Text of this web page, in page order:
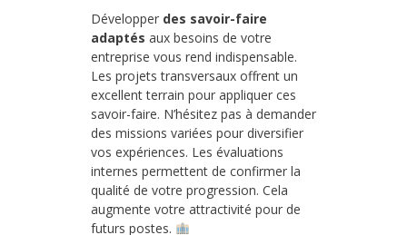
Développer des savoir-faire
adaptés aux besoins de votre
entreprise vous rend indispensable.
Les projets transversaux offrent un
excellent terrain pour appliquer ces
savoir-faire. N’hésitez pas à demander
des missions variées pour diversifier
vos expériences. Les évaluations
internes permettent de confirmer la
qualité de votre progression. Cela
augmente votre attractivité pour de
futurs postes.